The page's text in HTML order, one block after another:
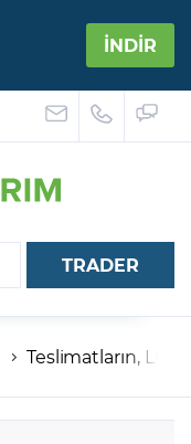
İNDİR
TRADER
Teslimatların,